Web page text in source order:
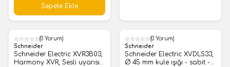
Sepete Ekle
%60
(0 Yorum)
Schneider
Schneider Electric XVR3B03,
Harmony XVR, Sesli uyarısız
%59
(0 Yorum)
Schneider
Schneider Electric XVDLS33,
Ø 45 mm kule ışığı - sabit -